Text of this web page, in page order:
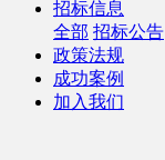
招标信息
全部 招标公告
政策法规
成功案例
加入我们